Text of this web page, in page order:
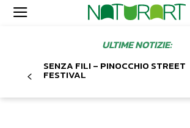
ULTIME NOTIZIE:
SENZA FILI – PINOCCHIO STREET
FESTIVAL